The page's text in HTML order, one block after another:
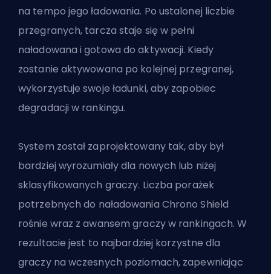
na tempo jego ładowania. Po ustalonej liczbie
przegranych, tarcza staje się w pełni
naładowana i gotowa do aktywacji. Kiedy
zostanie aktywowana po kolejnej przegranej,
wykorzystuje swoje ładunki, aby zapobiec
degradacji w rankingu.
System został zaprojektowany tak, aby był
bardziej wyrozumiały dla nowych lub niżej
sklasyfikowanych graczy. Liczba porażek
potrzebnych do naładowania Chrono Shield
rośnie wraz z awansem graczy w rankingach. W
rezultacie jest to najbardziej korzystne dla
graczy na wczesnych poziomach, zapewniając